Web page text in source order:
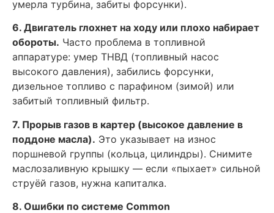
умерла турбина, забиты форсунки).
6. Двигатель глохнет на ходу или плохо набирает
обороты. Часто проблема в топливной
аппаратуре: умер ТНВД (топливный насос
высокого давления), забились форсунки,
дизельное топливо с парафином (зимой) или
забитый топливный фильтр.
7. Прорыв газов в картер (высокое давление в
поддоне масла). Это указывает на износ
поршневой группы (кольца, цилиндры). Снимите
маслозаливную крышку — если «пыхает» сильной
струёй газов, нужна капиталка.
8. Ошибки по системе Common